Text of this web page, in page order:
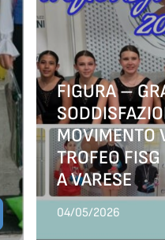
FIGURA –
MOVIMENTO
TROFEO
A VARESE
04/05/2026